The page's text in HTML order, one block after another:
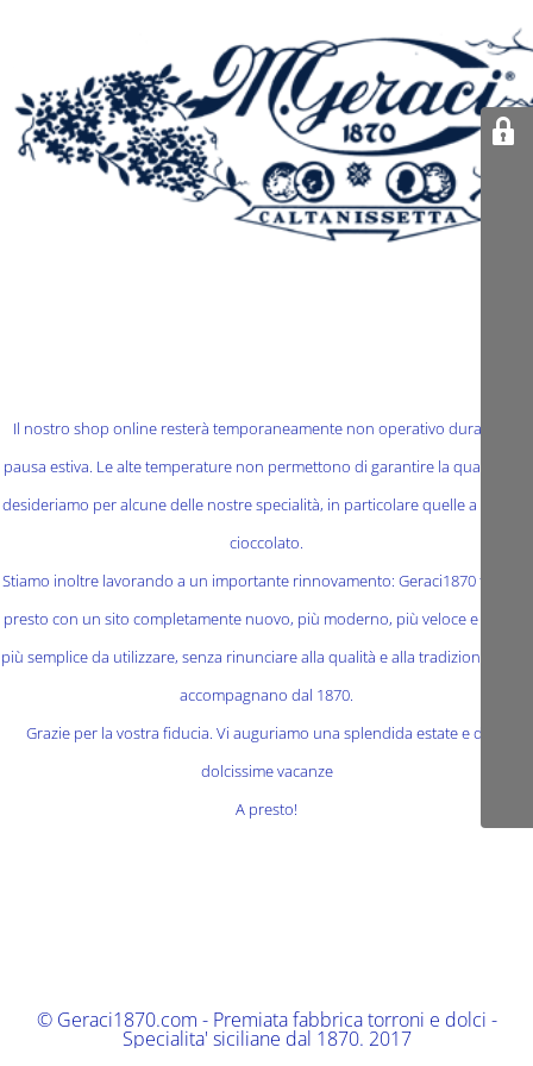
Il nostro shop online resterà temporaneamente non operativo durante la
pausa estiva. Le alte temperature non permettono di garantire la qualità che
desideriamo per alcune delle nostre specialità, in particolare quelle a base di
cioccolato.
Stiamo inoltre lavorando a un importante rinnovamento: Geraci1870 tornerà
presto con un sito completamente nuovo, più moderno, più veloce e ancora
più semplice da utilizzare, senza rinunciare alla qualità e alla tradizione che ci
accompagnano dal 1870.
Grazie per la vostra fiducia. Vi auguriamo una splendida estate e delle
dolcissime vacanze
A presto!
© Geraci1870.com - Premiata fabbrica torroni e dolci -
Specialita' siciliane dal 1870. 2017